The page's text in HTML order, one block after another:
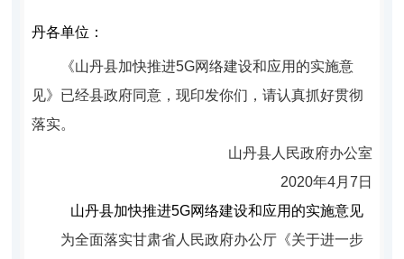
丹各单位：
《山丹县加快推进5G网络建设和应用的实施意
见》已经县政府同意，现印发你们，请认真抓好贯彻
落实。
山丹县人民政府办公室
2020年4月7日
山丹县加快推进5G网络建设和应用的实施意见
为全面落实甘肃省人民政府办公厅《关于进一步